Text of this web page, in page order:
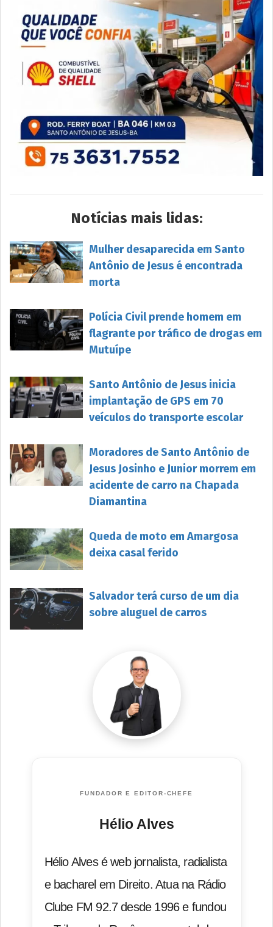
Notícias mais lidas:
Mulher desaparecida em Santo
Antônio de Jesus é encontrada
morta
Polícia Civil prende homem em
flagrante por tráfico de drogas em
Mutuípe
Santo Antônio de Jesus inicia
implantação de GPS em 70
veículos do transporte escolar
Moradores de Santo Antônio de
Jesus Josinho e Junior morrem em
acidente de carro na Chapada
Diamantina
Queda de moto em Amargosa
deixa casal ferido
Salvador terá curso de um dia
sobre aluguel de carros
FUNDADOR E EDITOR-CHEFE
Hélio Alves
Hélio Alves é web jornalista, radialista
e bacharel em Direito. Atua na Rádio
Clube FM 92.7 desde 1996 e fundou